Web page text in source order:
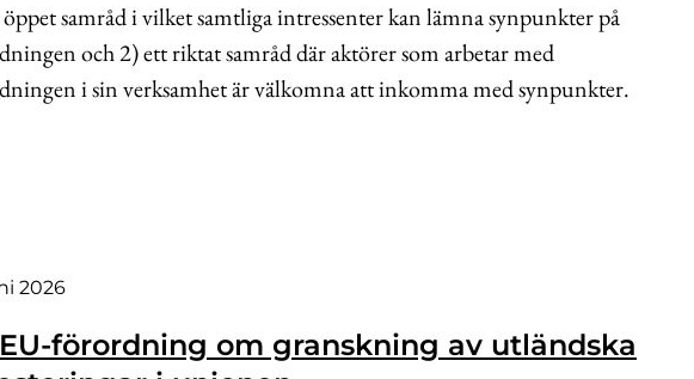
samråd i vilket samtliga intressenter kan lämna synpunkter på
och 2) ett riktat samråd där aktörer som arbetar med
i sin verksamhet är välkomna att inkomma med synpunkter.
2026
förordning om granskning av utländska